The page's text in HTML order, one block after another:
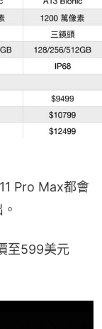
Pro Max都會
至599美元